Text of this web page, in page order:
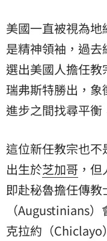
美國一直被視為
是精神領袖，過
選出美國人擔任
瑞弗斯特勝出，
進步之間找尋平衡
這位新任教宗也
出生於芝加哥 ，
即赴秘魯擔任傳
（Augustinians
克拉約（Chiclayo